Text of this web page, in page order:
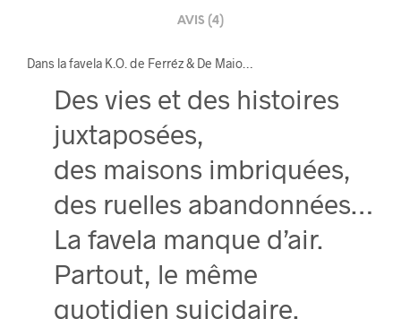
AVIS (4)
Dans la favela K.O. de Ferréz & De Maio…
Des vies et des histoires
juxtaposées,
des maisons imbriquées,
des ruelles abandonnées…
La favela manque d’air.
Partout, le même
quotidien suicidaire.